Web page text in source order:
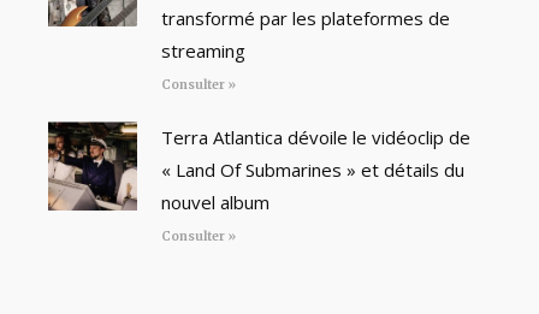
transformé par les plateformes de
streaming
Consulter »
Terra Atlantica dévoile le vidéoclip de
« Land Of Submarines » et détails du
nouvel album
Consulter »